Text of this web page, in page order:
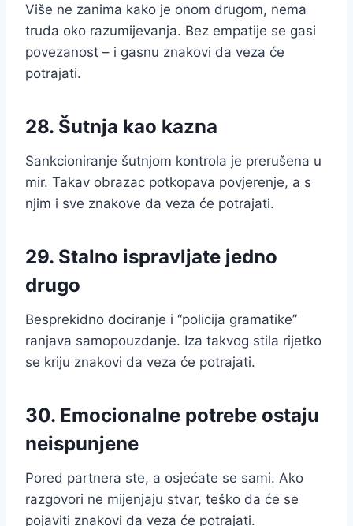
Više ne zanima kako je onom drugom, nema
truda oko razumijevanja. Bez empatije se gasi
povezanost – i gasnu znakovi da veza će
potrajati.
28. Šutnja kao kazna
Sankcioniranje šutnjom kontrola je prerušena u
mir. Takav obrazac potkopava povjerenje, a s
njim i sve znakove da veza će potrajati.
29. Stalno ispravljate jedno
drugo
Besprekidno dociranje i “policija gramatike”
ranjava samopouzdanje. Iza takvog stila rijetko
se kriju znakovi da veza će potrajati.
30. Emocionalne potrebe ostaju
neispunjene
Pored partnera ste, a osjećate se sami. Ako
razgovori ne mijenjaju stvar, teško da će se
pojaviti znakovi da veza će potrajati.